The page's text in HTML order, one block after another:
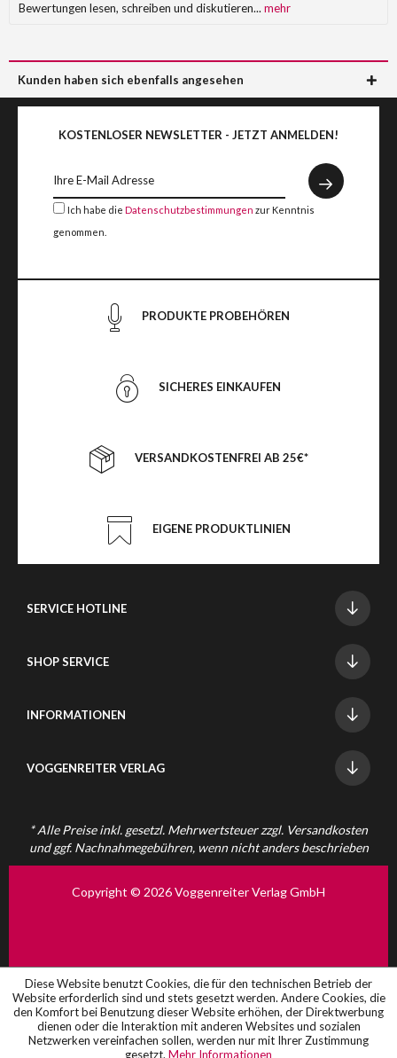
Bewertungen lesen, schreiben und diskutieren... mehr
Kunden haben sich ebenfalls angesehen
KOSTENLOSER NEWSLETTER - JETZT ANMELDEN!
Ich habe die Datenschutzbestimmungen zur Kenntnis
genommen.
PRODUKTE PROBEHÖREN
SICHERES EINKAUFEN
VERSANDKOSTENFREI AB 25€*
EIGENE PRODUKTLINIEN
SERVICE HOTLINE
SHOP SERVICE
INFORMATIONEN
VOGGENREITER VERLAG
* Alle Preise inkl. gesetzl. Mehrwertsteuer zzgl. Versandkosten
und ggf. Nachnahmegebühren, wenn nicht anders beschrieben
Copyright © 2026 Voggenreiter Verlag GmbH
Diese Website benutzt Cookies, die für den technischen Betrieb der
Website erforderlich sind und stets gesetzt werden. Andere Cookies, die
den Komfort bei Benutzung dieser Website erhöhen, der Direktwerbung
dienen oder die Interaktion mit anderen Websites und sozialen
Netzwerken vereinfachen sollen, werden nur mit Ihrer Zustimmung
gesetzt. Mehr Informationen